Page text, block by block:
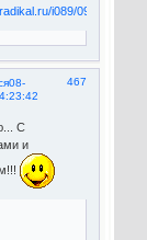
467
08-
С
и